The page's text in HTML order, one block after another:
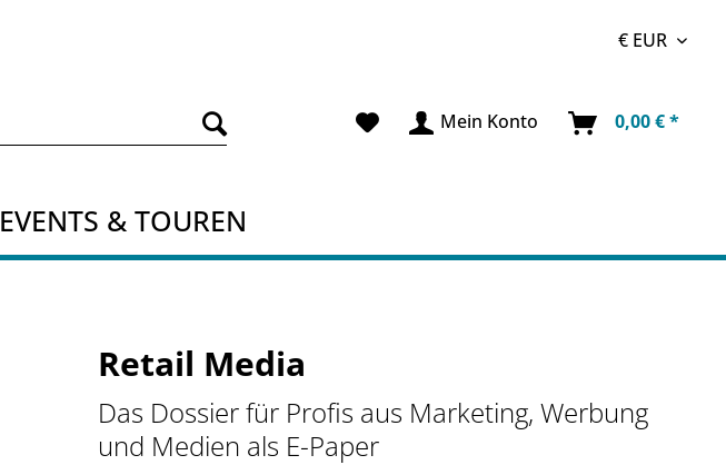
Mein Konto 0,00 € *
EVENTS & TOUREN
Retail Media
Das Dossier für Profis aus Marketing, Werbung
und Medien als E-Paper